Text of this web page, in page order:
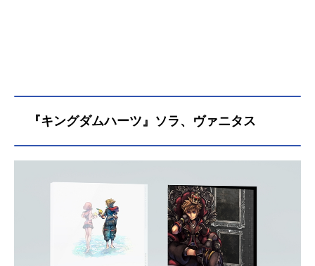
『キングダムハーツ』ソラ、ヴァニタス